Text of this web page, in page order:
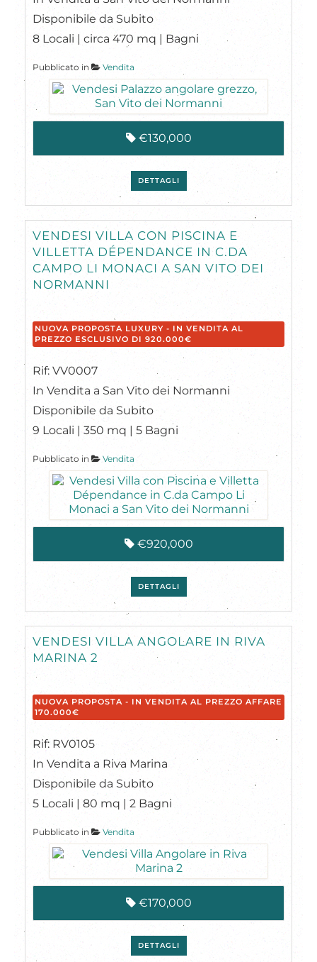
Disponibile da Subito
8 Locali | circa 470 mq | Bagni
Pubblicato in Vendita
€130,000
DETTAGLI
VENDESI VILLA CON PISCINA E
VILLETTA DÉPENDANCE IN C.DA
CAMPO LI MONACI A SAN VITO DEI
NORMANNI
NUOVA PROPOSTA LUXURY - IN VENDITA AL
PREZZO ESCLUSIVO DI 920.000€
Rif: VV0007
In Vendita a San Vito dei Normanni
Disponibile da Subito
9 Locali | 350 mq | 5 Bagni
Pubblicato in Vendita
€920,000
DETTAGLI
VENDESI VILLA ANGOLARE IN RIVA
MARINA 2
NUOVA PROPOSTA - IN VENDITA AL PREZZO AFFARE
170.000€
Rif: RV0105
In Vendita a Riva Marina
Disponibile da Subito
5 Locali | 80 mq | 2 Bagni
Pubblicato in Vendita
€170,000
DETTAGLI